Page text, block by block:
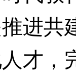
共建
才，